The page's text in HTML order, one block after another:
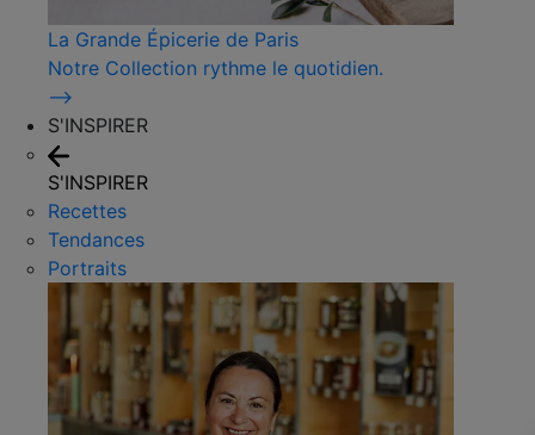
La Grande Épicerie de Paris
Notre Collection rythme le quotidien.
⟶
S'INSPIRER
S'INSPIRER
Recettes
Tendances
Portraits